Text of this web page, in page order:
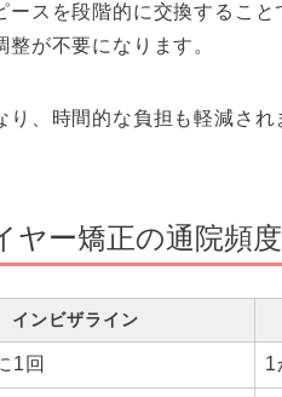
スを段階的に交換すること
が不要になります。
、時間的な負担も軽減され
ヤー矯正の通院頻
インビザライン
1回 1